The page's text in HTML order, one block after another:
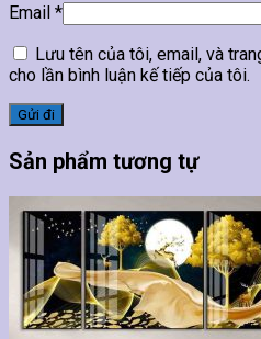
Email *
Lưu tên của tôi, email, và
cho lần bình luận kế tiếp của tôi.
Sản phẩm tương tự